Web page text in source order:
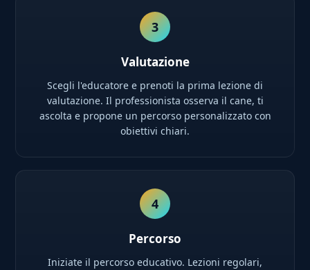
3
Valutazione
Scegli l'educatore e prenoti la prima lezione di
valutazione. Il professionista osserva il cane, ti
ascolta e propone un percorso personalizzato con
obiettivi chiari.
4
Percorso
Iniziate il percorso educativo. Lezioni regolari,